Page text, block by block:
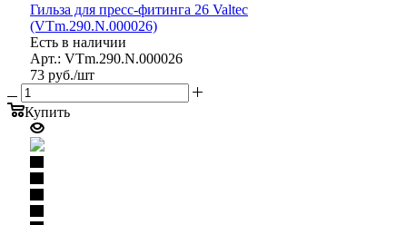
Гильза для пресс-фитинга 26 Valtec
(VTm.290.N.000026)
Есть в наличии
Арт.: VTm.290.N.000026
73 руб./шт
Купить